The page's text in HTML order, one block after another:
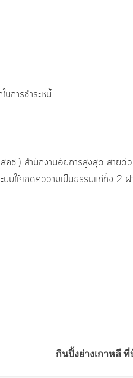
การชำระหนี้
คช.) สำนักงานอัยการสูงสุด สาย
บให้เกิดคววามเป็นธรรมแก่ทั้ง 2 ฝ่
กินปิ้งย่างเกาหลี